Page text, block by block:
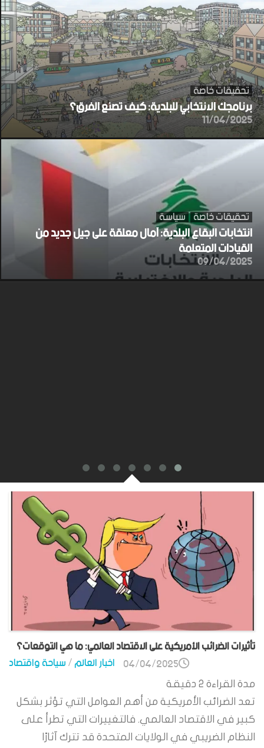
تحقيقات خاصة
برنامجك الانتخابي للبلدية: كيف تصنع الفرق؟
11/04/2025
تحقيقات خاصة سياسة
انتخابات البقاع البلدية: آمال معلقة على جيل جديد من
القيادات المتعلمة
09/04/2025
تأثيرات الضرائب الأمريكية على الاقتصاد العالمي: ما هي التوقعات؟
اخبار العالم/سياحة واقتصاد 04/04/2025
مدة القراءة 2 دقيقة
تعد الضرائب الأمريكية من أهم العوامل التي تؤثر بشكل
كبير في الاقتصاد العالمي. فالتغييرات التي تطرأ على
النظام الضريبي في الولايات المتحدة قد تترك آثارًا